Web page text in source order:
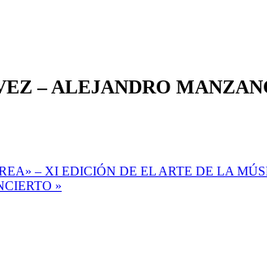
– ALEJANDRO
– XI EDICIÓN DE EL ARTE DE LA
»